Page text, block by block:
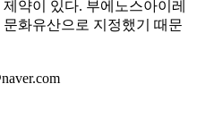
약이 있다. 부에노스아이레
화유산으로 지정했기 때문